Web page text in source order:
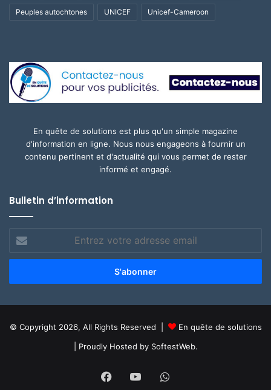
Peuples autochtones UNICEF Unicef-Cameroon
En quête de solutions est plus qu'un simple magazine
d'information en ligne. Nous nous engageons à fournir un
contenu pertinent et d'actualité qui vous permet de rester
informé et engagé.
Bulletin d’information
votre
adresse
© Copyright 2026, All Rights Reserved |
En quête de solutions
| Proudly Hosted by SoftestWeb.
FacebookYouTubeWhatsApp